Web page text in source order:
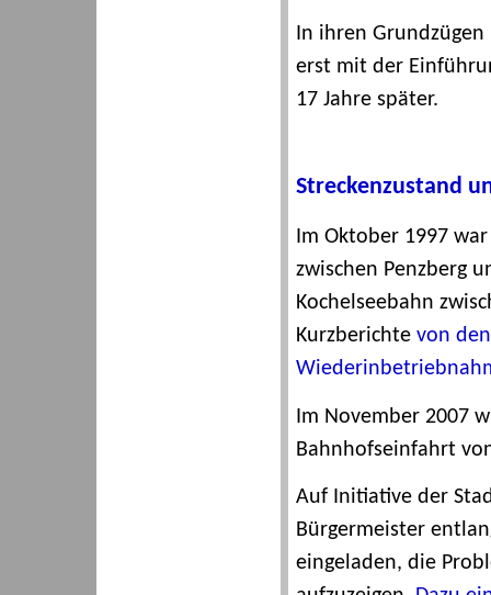
In ihren
erst mit der
17 Jahre später.
Streckenzustand
Im Oktober 1997
zwischen Penzberg
Kochelseebahn
Kurzberichte von
Im November 2007
Bahnhofseinfahrt
Auf Initiative der
Bürgermeister
eingeladen, die